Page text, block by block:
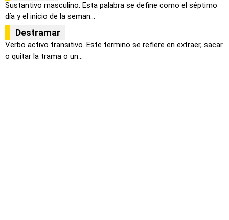
Sustantivo masculino. Esta palabra se define como el séptimo
día y el inicio de la seman...
Destramar
Verbo activo transitivo. Este termino se refiere en extraer, sacar
o quitar la trama o un...